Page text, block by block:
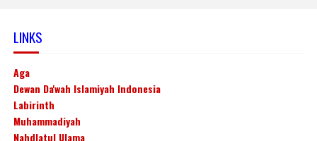
LINKS
Aga
Dewan Da'wah Islamiyah Indonesia
Labirinth
Muhammadiyah
Nahdlatul Ulama